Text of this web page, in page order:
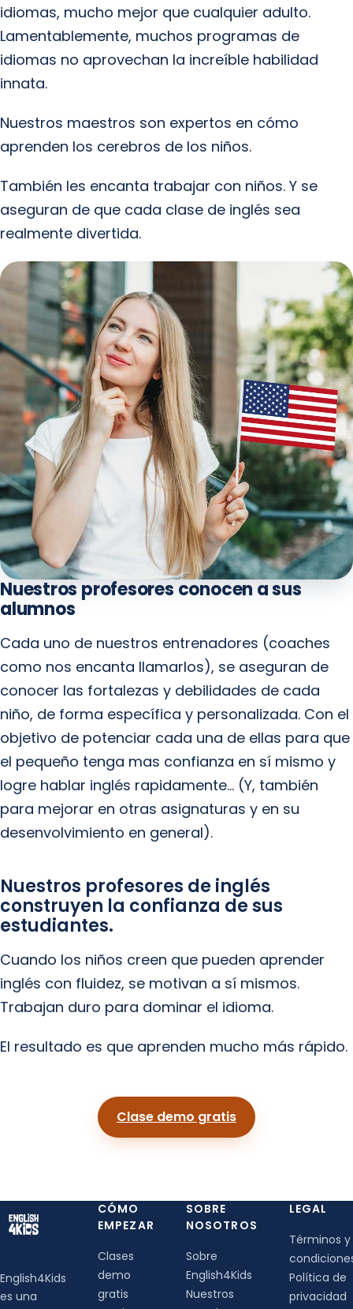
idiomas, mucho mejor que cualquier adulto.
Lamentablemente, muchos programas de
idiomas no aprovechan la increíble habilidad
innata.
Nuestros maestros son expertos en cómo
aprenden los cerebros de los niños.
También les encanta trabajar con niños. Y se
aseguran de que cada clase de inglés sea
realmente divertida.
Nuestros profesores conocen a sus
alumnos
Cada uno de nuestros entrenadores (coaches
como nos encanta llamarlos), se aseguran de
conocer las fortalezas y debilidades de cada
niño, de forma específica y personalizada. Con el
objetivo de potenciar cada una de ellas para que
el pequeño tenga mas confianza en sí mismo y
logre hablar inglés rapidamente... (Y, también
para mejorar en otras asignaturas y en su
desenvolvimiento en general).
Nuestros profesores de inglés
construyen la confianza de sus
estudiantes.
Cuando los niños creen que pueden aprender
inglés con fluidez, se motivan a sí mismos.
Trabajan duro para dominar el idioma.
El resultado es que aprenden mucho más rápido.
Clase demo gratis
English4Kids
es una
CÓMO
EMPEZAR
Clases
demo
gratis
SOBRE
NOSOTROS
Sobre
English4Kids
Nuestros
LEGAL
Términos y
Política de
privacidad